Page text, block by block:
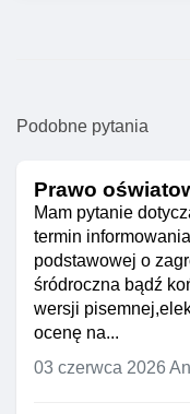
Podobne pytania
Prawo
Mam pytanie
termin
podstawowej o
śródroczna bądź
wersji
ocenę na...
03 czerwca 2026